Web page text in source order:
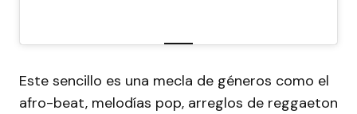
Este sencillo es una mecla de géneros como el
afro-beat, melodías pop, arreglos de reggaeton